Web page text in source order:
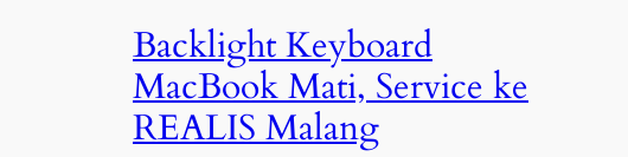
Backlight Keyboard
MacBook Mati, Service ke
REALIS Malang